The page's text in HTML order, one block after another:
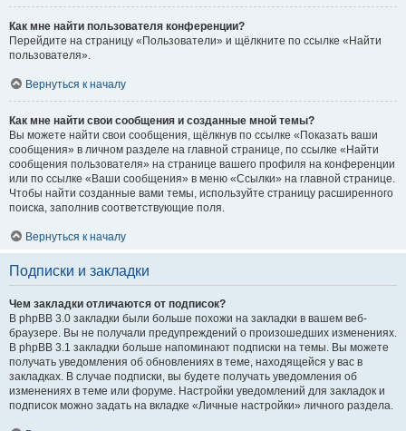
Как мне найти пользователя конференции?
Перейдите на страницу «Пользователи» и щёлкните по ссылке «Найти
пользователя».
Вернуться к началу
Как мне найти свои сообщения и созданные мной темы?
Вы можете найти свои сообщения, щёлкнув по ссылке «Показать ваши
сообщения» в личном разделе на главной странице, по ссылке «Найти
сообщения пользователя» на странице вашего профиля на конференции
или по ссылке «Ваши сообщения» в меню «Ссылки» на главной странице.
Чтобы найти созданные вами темы, используйте страницу расширенного
поиска, заполнив соответствующие поля.
Вернуться к началу
Подписки и закладки
Чем закладки отличаются от подписок?
В phpBB 3.0 закладки были больше похожи на закладки в вашем веб-
браузере. Вы не получали предупреждений о произошедших изменениях.
В phpBB 3.1 закладки больше напоминают подписки на темы. Вы можете
получать уведомления об обновлениях в теме, находящейся у вас в
закладках. В случае подписки, вы будете получать уведомления об
изменениях в теме или форуме. Настройки уведомлений для закладок и
подписок можно задать на вкладке «Личные настройки» личного раздела.